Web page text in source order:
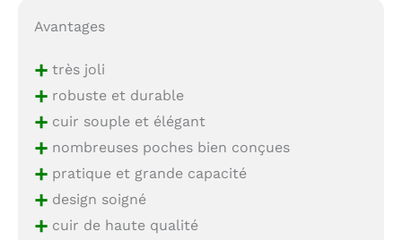
Avantages
+très joli
+robuste et durable
+cuir souple et élégant
+nombreuses poches bien conçues
+pratique et grande capacité
+design soigné
+cuir de haute qualité